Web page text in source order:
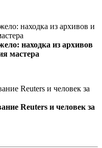
находка из архивов
мастера
Reuters и человек за